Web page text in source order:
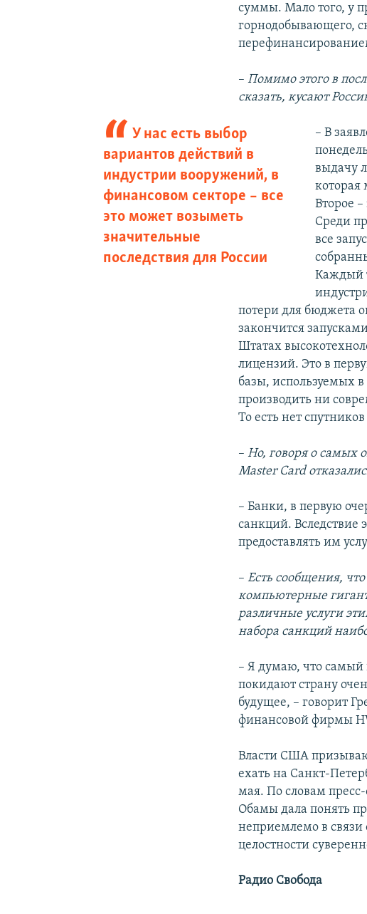
суммы. Мало того, у
горнодобывающего,
–Помимо этого в
сказать, кусают
У нас есть выбор
вариантов действий в
индустрии вооружений, в
финансовом секторе – все
это может возыметь
значительные
последствия для России
– В
выдачу
которая
Второе
Среди
все
Каждый
потери для бюджета
закончится
Штатах
лицензий. Это в
базы, используемых
производить ни
То есть нет
–Но, говоря о самых
MasterCard
– Банки, в первую
санкций. Вследствие
предоставлять им
–Есть сообщения,
компьютерные
различные услуги
набора санкций
– Я думаю, что самый
покидают страну
будущее, – говорит
финансовой фирмы
Власти США
ехать на Санкт-
мая. По словам
Обамы дала понять
неприемлемо в
целостности
Радио Свобода